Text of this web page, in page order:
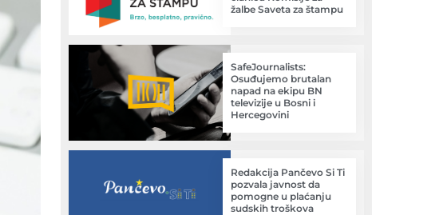
žalbe Saveta za štampu
SafeJournalists:
Osuđujemo brutalan
napad na ekipu BN
televizije u Bosni i
Hercegovini
Redakcija Pančevo Si Ti
pozvala javnost da
pomogne u plaćanju
sudskih troškova